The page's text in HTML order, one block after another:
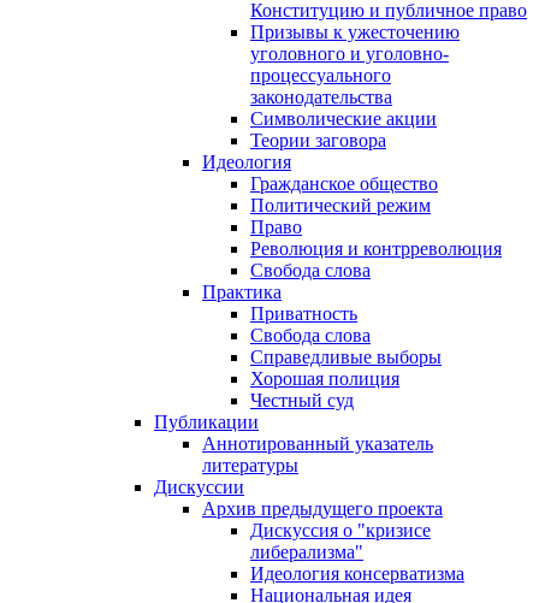
Конституцию и публичное право
Призывы к ужесточению
уголовного и уголовно-
процессуального
законодательства
Символические акции
Теории заговора
Идеология
Гражданское общество
Политический режим
Право
Революция и контрреволюция
Свобода слова
Практика
Приватность
Свобода слова
Справедливые выборы
Хорошая полиция
Честный суд
Публикации
Аннотированный указатель
литературы
Дискуссии
Архив предыдущего проекта
Дискуссия о "кризисе
либерализма"
Идеология консерватизма
Национальная идея